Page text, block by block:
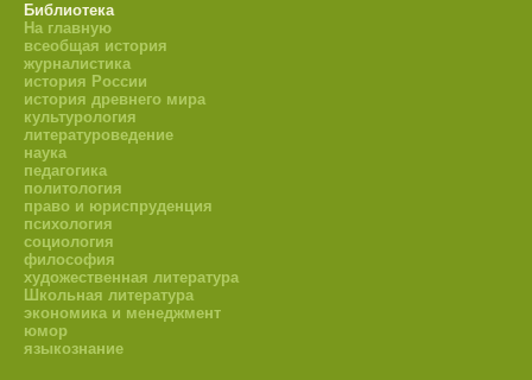
Библиотека
На главную
всеобщая история
журналистика
история России
история древнего мира
культурология
литературоведение
наука
педагогика
политология
право и юриспруденция
психология
социология
философия
художественная литература
Школьная литература
экономика и менеджмент
юмор
языкознание